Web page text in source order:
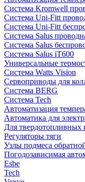
Система Kromwell
Система Uni-Fitt
Система Uni-Fitt
Система Salus
Система Salus
Система Salus iT600
Универсальные
Система Watts Vision
Сервоприводы для
Система BERG
Система Tech
Автоматизация
Автоматика для
Для твердотопливных
Регуляторы тяги
Узлы подмеса
Погодозависимая
Esbe
Tech